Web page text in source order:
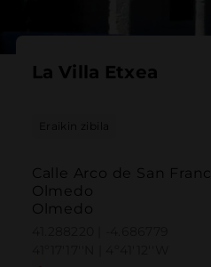
La Villa Etxea
Eraikin zibila
Calle Arco de San
Olmedo
Olmedo